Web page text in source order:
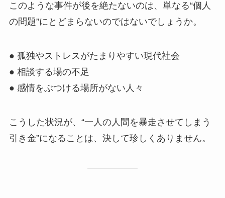
このような事件が後を絶たないのは、単なる“個人
の問題”にとどまらないのではないでしょうか。
● 孤独やストレスがたまりやすい現代社会
● 相談する場の不足
● 感情をぶつける場所がない人々
こうした状況が、“一人の人間を暴走させてしまう
引き金”になることは、決して珍しくありません。